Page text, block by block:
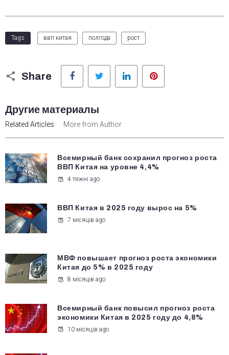
Tags ввп китая полгода рост
Share
Facebook Twitter LinkedIn
Другие материалы
Related Articles More from Author
Всемирный банк сохранил прогноз роста
ВВП Китая на уровне 4,4%
4 тижні ago
ВВП Китая в 2025 году вырос на 5%
7 місяців ago
МВФ повышает прогноз роста экономики
Китая до 5% в 2025 году
8 місяців ago
Всемирный банк повысил прогноз роста
экономики Китая в 2025 году до 4,8%
10 місяців ago